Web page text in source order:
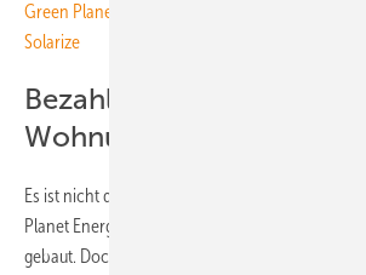
Green Planet Energy automatisiert Mieterstrom
Solarize
Bezahlbare Energie für die
Wohnungsgenossen
Es ist nicht das erste Projekt, das die beiden
Planet Energy hat für Die Ehrenfelder schon
gebaut. Doch diese Anlage ist die bisher größte.